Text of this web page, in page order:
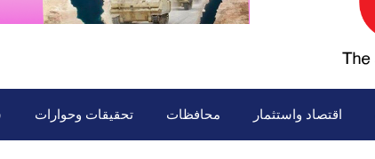
اقتصاد واستثمار محافظات تحقيقات وحوارات